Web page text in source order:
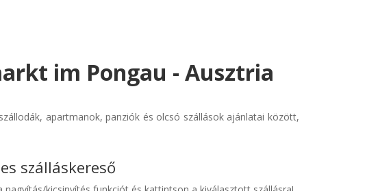
im Pongau - Ausztria
apartmanok, panziók és olcsó szállások ajánlatai között,
szálláskereső